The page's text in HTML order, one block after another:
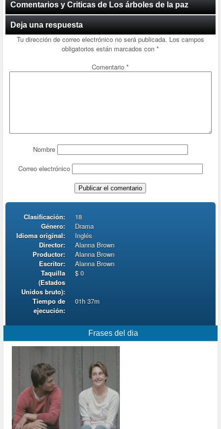
Comentarios y Criticas de Los árboles de la paz
Deja una respuesta
Tu dirección de correo electrónico no será publicada. Los campos
obligatorios están marcados con*
Comentario*
Nombre
Correo electrónico
Clasificación:
18
Género:
Drama
Idioma original:
Inglés
Director:
Alanna Brown
Productor:
Alanna Brown
Escritor:
Alanna Brown
Taquilla
(Estados
Unidos bruto):
$ 0
Tiempo de
ejecución:
01h 37m
Frases del dia